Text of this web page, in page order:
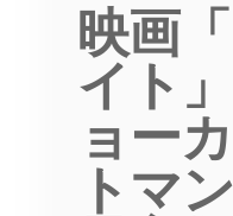
映画
イト
ョー
トマ